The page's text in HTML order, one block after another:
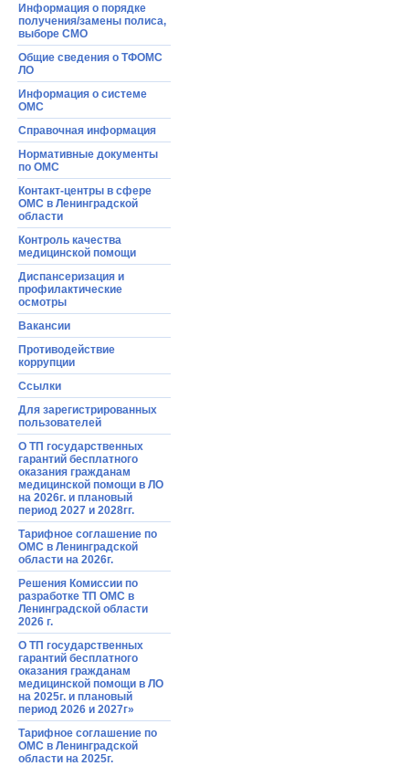
Информация о порядке
получения/замены полиса,
выборе СМО
Общие сведения о ТФОМС
ЛО
Информация o системе
ОМС
Справочная информация
Нормативные документы
по ОМС
Контакт-центры в сфере
ОМС в Ленинградской
области
Контроль качества
медицинской помощи
Диспансеризация и
профилактические
осмотры
Вакансии
Противодействие
коррупции
Ссылки
Для зарегистрированных
пользователей
О ТП государственных
гарантий бесплатного
оказания гражданам
медицинской помощи в ЛО
на 2026г. и плановый
период 2027 и 2028гг.
Тарифное соглашение по
ОМС в Ленинградской
области на 2026г.
Решения Комиссии по
разработке ТП ОМС в
Ленинградской области
2026 г.
О ТП государственных
гарантий бесплатного
оказания гражданам
медицинской помощи в ЛО
на 2025г. и плановый
период 2026 и 2027г»
Тарифное соглашение по
ОМС в Ленинградской
области на 2025г.